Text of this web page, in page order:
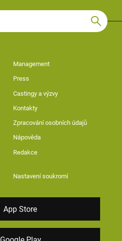
Management
Press
Castingy a výzvy
Kontakty
Zpracování osobních údajů
Nápověda
Redakce
Nastavení soukromí
App Store